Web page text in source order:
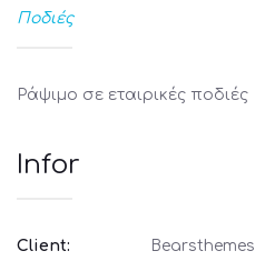
Ποδιές
Ράψιμο σε εταιρικές ποδιές
Infor
Client: Bearsthemes